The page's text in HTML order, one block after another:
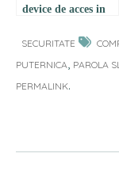
device de acces in
securitatea celor
SECURITATE
PUTERNICA PAROLA
PERMALINK.